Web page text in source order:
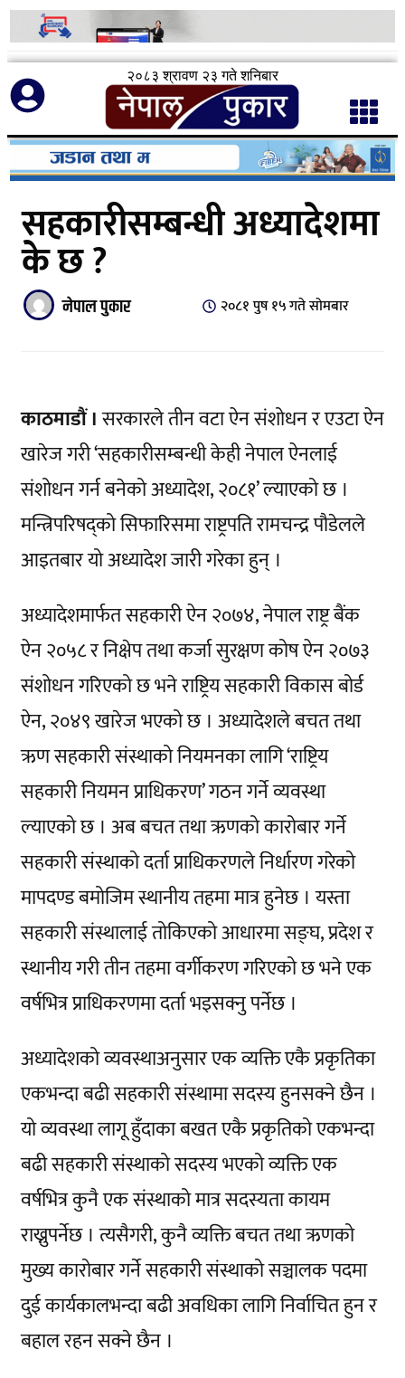
२०८३ श्रावण २३ गते शनिबार
सहकारीसम्बन्धी अध्यादेशमा
के छ ?
नेपाल पुकार २०८१ पुष १५ गते सोमबार
काठमाडौं ।सरकारले तीन वटा ऐन संशोधन र एउटा ऐन
खारेज गरी ‘सहकारीसम्बन्धी केही नेपाल ऐनलाई
संशोधन गर्न बनेको अध्यादेश, २०८१’ ल्याएको छ ।
मन्त्रिपरिषद्को सिफारिसमा राष्ट्रपति रामचन्द्र पौडेलले
आइतबार यो अध्यादेश जारी गरेका हुन् ।
अध्यादेशमार्फत सहकारी ऐन २०७४, नेपाल राष्ट्र बैंक
ऐन २०५८ र निक्षेप तथा कर्जा सुरक्षण कोष ऐन २०७३
संशोधन गरिएको छ भने राष्ट्रिय सहकारी विकास बोर्ड
ऐन, २०४९ खारेज भएको छ । अध्यादेशले बचत तथा
ऋण सहकारी संस्थाको नियमनका लागि ‘राष्ट्रिय
सहकारी नियमन प्राधिकरण’ गठन गर्ने व्यवस्था
ल्याएको छ । अब बचत तथा ऋणको कारोबार गर्ने
सहकारी संस्थाको दर्ता प्राधिकरणले निर्धारण गरेको
मापदण्ड बमोजिम स्थानीय तहमा मात्र हुनेछ । यस्ता
सहकारी संस्थालाई तोकिएको आधारमा सङ्घ, प्रदेश र
स्थानीय गरी तीन तहमा वर्गीकरण गरिएको छ भने एक
वर्षभित्र प्राधिकरणमा दर्ता भइसक्नु पर्नेछ ।
अध्यादेशको व्यवस्थाअनुसार एक व्यक्ति एकै प्रकृतिका
एकभन्दा बढी सहकारी संस्थामा सदस्य हुनसक्ने छैन ।
यो व्यवस्था लागू हुँदाका बखत एकै प्रकृतिको एकभन्दा
बढी सहकारी संस्थाको सदस्य भएको व्यक्ति एक
वर्षभित्र कुनै एक संस्थाको मात्र सदस्यता कायम
राख्नुपर्नेछ । त्यसैगरी, कुनै व्यक्ति बचत तथा ऋणको
मुख्य कारोबार गर्ने सहकारी संस्थाको सञ्चालक पदमा
दुई कार्यकालभन्दा बढी अवधिका लागि निर्वाचित हुन र
बहाल रहन सक्ने छैन ।